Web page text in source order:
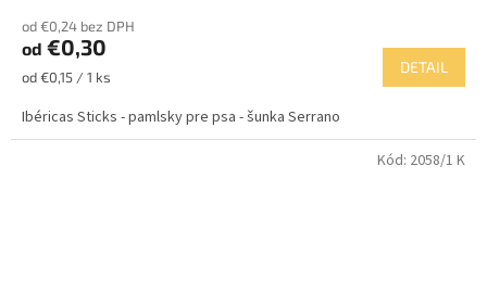
produktu
je
5,0
5
od €0,24 bez DPH
od €0,30
Jednotková
od €0,15 / 1 ks
DETAIL
Ibéricas Sticks - pamlsky pre psa - šunka Serrano
Kód: 2058/1 K